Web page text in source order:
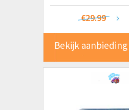
€29.99
Bekijk aanbieding